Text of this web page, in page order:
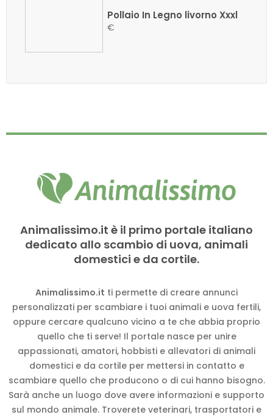
Pollaio In Legno livorno Xxxl
€
Animalissimo.it è il primo portale italiano
dedicato allo scambio di uova, animali
domestici e da cortile.
Animalissimo.it ti permette di creare annunci
personalizzati per scambiare i tuoi animali e uova fertili,
oppure cercare qualcuno vicino a te che abbia proprio
quello che ti serve! Il portale nasce per unire
appassionati, amatori, hobbisti e allevatori di animali
domestici e da cortile per mettersi in contatto e
scambiare quello che producono o di cui hanno bisogno.
Sarà anche un luogo dove avere informazioni e supporto
sul mondo animale. Troverete veterinari, trasportatori e